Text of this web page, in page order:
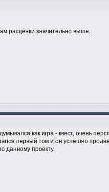
расценки значительно выше.
как игра - квест, очень
первый том и он успешно
данному проекту.